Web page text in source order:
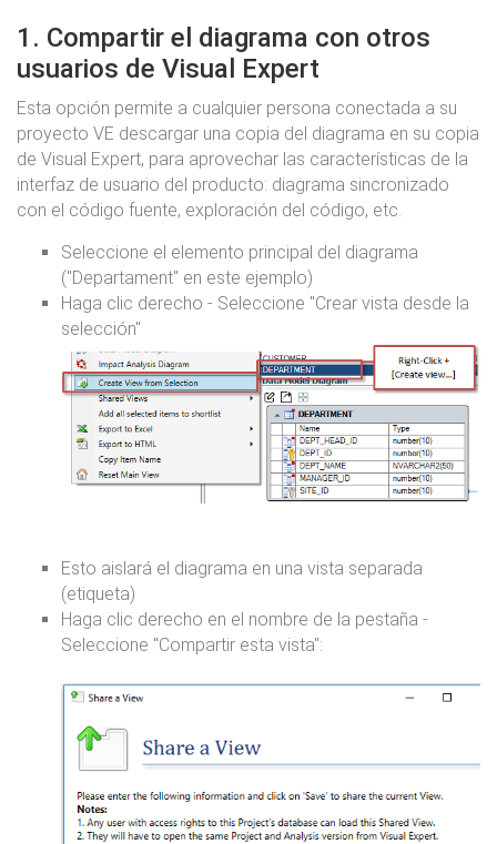
1. Compartir el diagrama con otros
usuarios de Visual Expert
Esta opción permite a cualquier persona conectada a su
proyecto VE descargar una copia del diagrama en su copia
de Visual Expert, para aprovechar las características de la
interfaz de usuario del producto: diagrama sincronizado
con el código fuente, exploración del código, etc.
Seleccione el elemento principal del diagrama
("Departament" en este ejemplo)
Haga clic derecho - Seleccione "Crear vista desde la
selección"
Esto aislará el diagrama en una vista separada
(etiqueta)
Haga clic derecho en el nombre de la pestaña -
Seleccione "Compartir esta vista":